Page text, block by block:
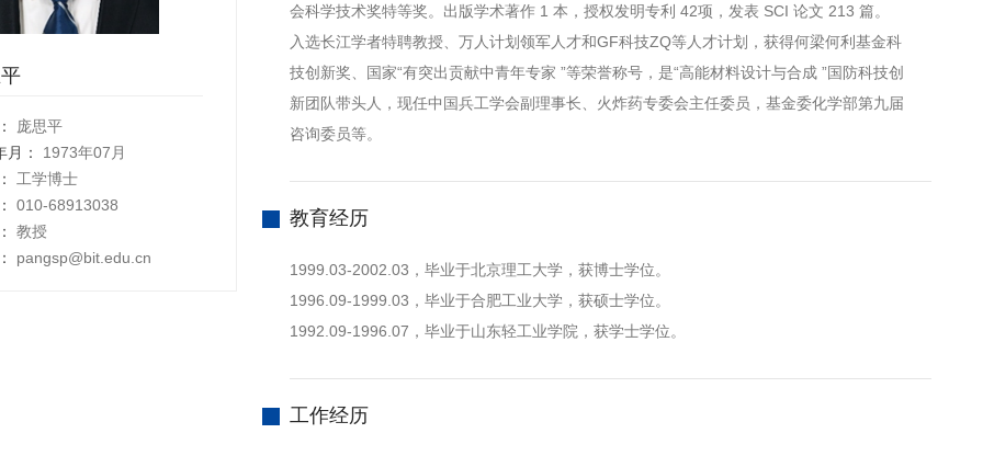
庞思平
月：
1973年07月
工学博士
010-68913038
教授
pangsp@bit.edu.cn
会科学技术奖特等奖。出版学术著作 1 本，授权发明专利 42项，发表 SCI 论文 213 篇。
入选长江学者特聘教授、万人计划领军人才和GF科技ZQ等人才计划，获得何梁何利基金科
技创新奖、国家“有突出贡献中青年专家 ”等荣誉称号，是“高能材料设计与合成 ”国防科技创
新团队带头人，现任中国兵工学会副理事长、火炸药专委会主任委员，基金委化学部第九届
咨询委员等。
教育经历
1999.03-2002.03，毕业于北京理工大学，获博士学位。
1996.09-1999.03，毕业于合肥工业大学，获硕士学位。
1992.09-1996.07，毕业于山东轻工业学院，获学士学位。
工作经历